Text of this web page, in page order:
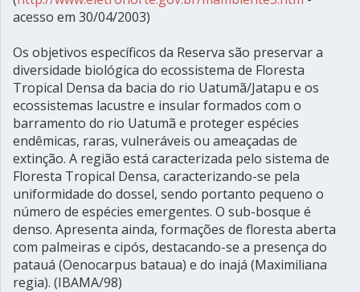
acesso em 30/04/2003)
Os objetivos específicos da Reserva são preservar a
diversidade biológica do ecossistema de Floresta
Tropical Densa da bacia do rio Uatumã/Jatapu e os
ecossistemas lacustre e insular formados com o
barramento do rio Uatumã e proteger espécies
endêmicas, raras, vulneráveis ou ameaçadas de
extinção. A região está caracterizada pelo sistema de
Floresta Tropical Densa, caracterizando-se pela
uniformidade do dossel, sendo portanto pequeno o
número de espécies emergentes. O sub-bosque é
denso. Apresenta ainda, formações de floresta aberta
com palmeiras e cipós, destacando-se a presença do
patauá (Oenocarpus bataua) e do inajá (Maximiliana
regia). (IBAMA/98)